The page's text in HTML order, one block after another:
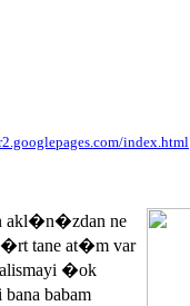
index.html
akl�n�zdan ne
tane at�m var
�ok
babam